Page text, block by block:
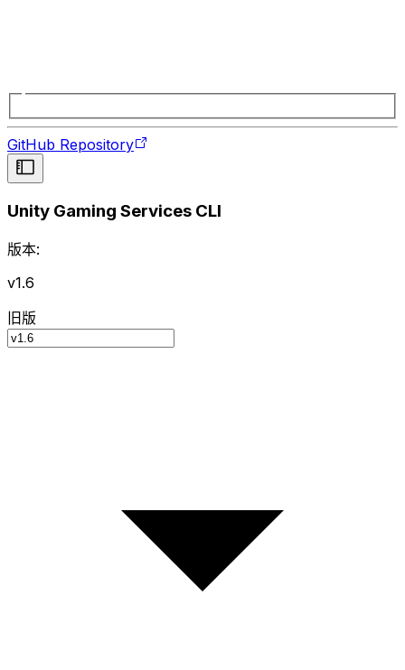
GitHub Repository
Unity Gaming Services CLI
版本:
v1.6
旧版